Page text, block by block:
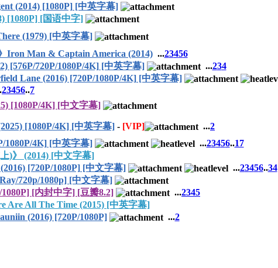
(2014) [1080P] [中英字幕]
[1080P] [国语中字]
(1979) [中英字幕]
Iron Man & Captain America (2014) ...23456
[576P/720P/1080P/4K] [中英字幕] ...234
Lane (2016) [720P/1080P/4K] [中英字幕]
23456..7
[1080P/4K] [中文字幕]
[1080P/4K] [中英字幕] - [VIP] ...2
1080P/4K] [中英字幕] ...23456..17
上)》 (2014) [中文字幕]
[720P/1080P] [中文字幕] ...23456..34
720p/1080p] [中文字幕]
1080P] [内封中字] [豆瓣8.2] ...2345
Are All The Time (2015) [中英字幕]
(2016) [720P/1080P] ...2